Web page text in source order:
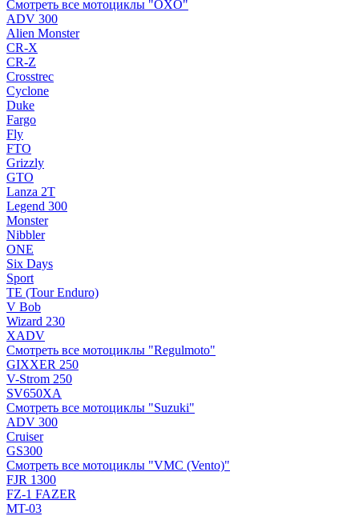
Смотреть все мотоциклы "OXO"
ADV 300
Alien Monster
CR-X
CR-Z
Crosstrec
Cyclone
Duke
Fargo
Fly
FTO
Grizzly
GTO
Lanza 2T
Legend 300
Monster
Nibbler
ONE
Six Days
Sport
TE (Tour Enduro)
V Bob
Wizard 230
XADV
Смотреть все мотоциклы "Regulmoto"
GIXXER 250
V-Strom 250
SV650XA
Смотреть все мотоциклы "Suzuki"
ADV 300
Cruiser
GS300
Смотреть все мотоциклы "VMC (Vento)"
FJR 1300
FZ-1 FAZER
MT-03